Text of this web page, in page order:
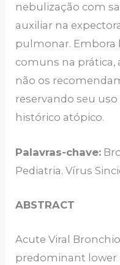
nebulização com
auxiliar na
pulmonar. Embora
comuns na prática,
não os
reservando seu
histórico atópico.
Palavras-chave:
Pediatria. Vírus
ABSTRACT
Acute Viral
predominant lower